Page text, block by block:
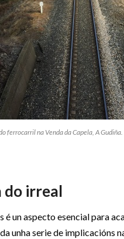
ferrocarril na Venda da Capela, A
do irreal
un aspecto esencial para
unha serie de implicacións